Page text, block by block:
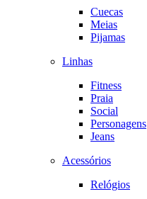
Cuecas
Meias
Pijamas
Linhas
Fitness
Praia
Social
Personagens
Jeans
Acessórios
Relógios